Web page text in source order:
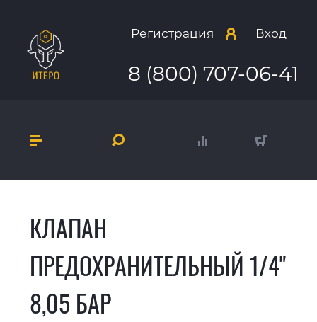
Регистрация Вход
8 (800) 707-06-41
КЛАПАН
ПРЕДОХРАНИТЕЛЬНЫЙ 1/4"
8,05 БАР